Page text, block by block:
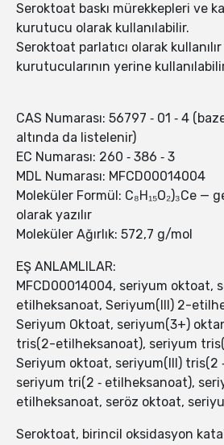
Seroktoat baskı mürekkepleri ve
kurutucu olarak kullanılabilir.
Seroktoat parlatıcı olarak
kurutucularının yerine
CAS Numarası: 56797 ‑ 01 ‑ 4
altında da listelenir)
EC Numarası: 260 ‑ 386 ‑ 3
MDL Numarası: MFCD00014004
Moleküler Formül: C₈H₁₅O₂)₃Ce —
olarak yazılır
Moleküler Ağırlık: 572,7 g/mol
EŞ ANLAMLILAR:
MFCD00014004, seriyum oktoat,
etilheksanoat, Seriyum(III) 2-
Seriyum Oktoat, seriyum(3+)
tris(2-etilheksanoat), seriyum
Seriyum oktoat, seriyum(III) tris(2
seriyum tri(2 ‑ etilheksanoat),
etilheksanoat, seröz oktoat,
Seroktoat, birincil oksidasyon